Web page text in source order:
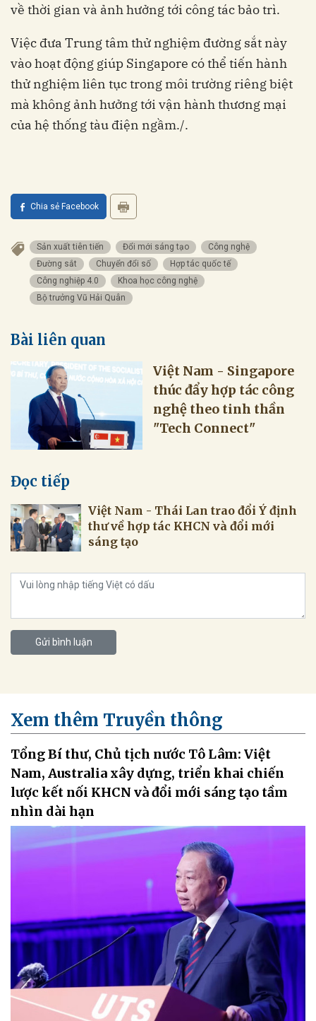
về thời gian và ảnh hưởng tới công tác bảo trì.
Việc đưa Trung tâm thử nghiệm đường sắt này
vào hoạt động giúp Singapore có thể tiến hành
thử nghiệm liên tục trong môi trường riêng biệt
mà không ảnh hưởng tới vận hành thương mại
của hệ thống tàu điện ngầm./.
Chia sẻ Facebook
Sản xuất tiên tiến Đổi mới sáng tạo
Công nghệ
Đường sắt
Chuyển đổi số
Hợp tác quốc tế
Công nghiệp 4.0
Khoa học công nghệ
Bộ trưởng Vũ Hải Quân
Bài liên quan
Việt Nam - Singapore
thúc đẩy hợp tác công
nghệ theo tinh thần
"Tech Connect"
Đọc tiếp
Việt Nam - Thái Lan trao đổi Ý định
thư về hợp tác KHCN và đổi mới
sáng tạo
Gửi bình luận
Xem thêm Truyền thông
Tổng Bí thư, Chủ tịch nước Tô Lâm: Việt
Nam, Australia xây dựng, triển khai chiến
lược kết nối KHCN và đổi mới sáng tạo tầm
nhìn dài hạn